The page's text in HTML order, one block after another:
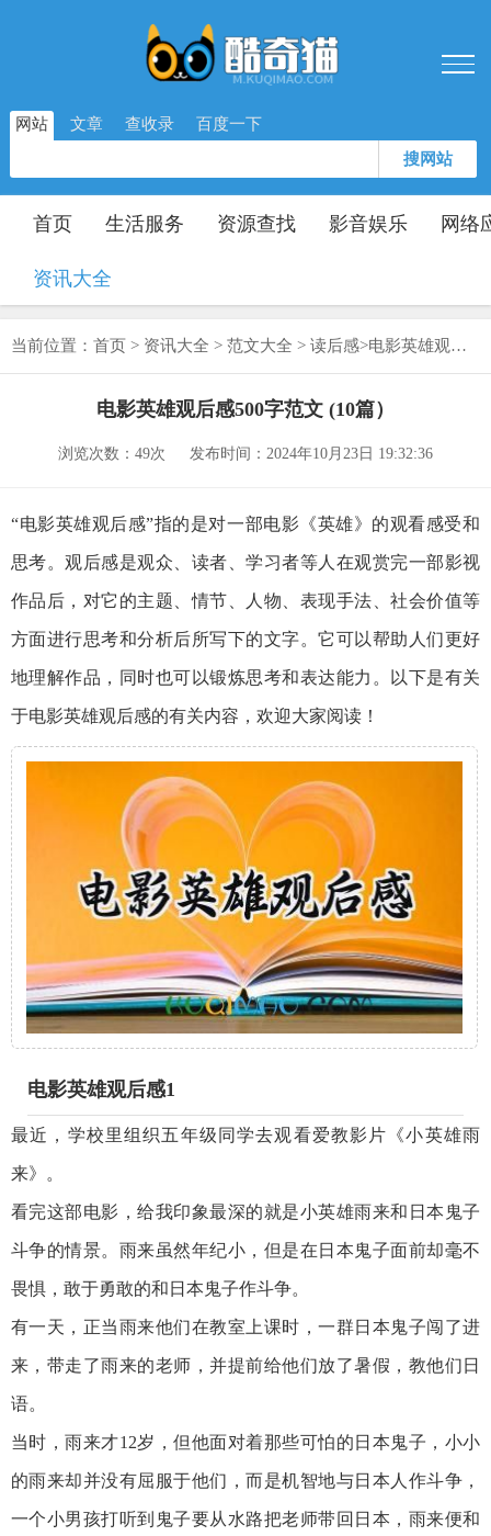
网站 文章 查收录 百度一下
搜网站
首页 生活服务 资源查找 影音娱乐 网络
资讯大全
当前位置： 首页 > 资讯大全 > 范文大全 > 读后感>电影英雄观后感500字范文 (10篇）
电影英雄观后感500字范文 (10篇）
浏览次数：49次 发布时间：2024年10月23日 19:32:36
“电影英雄观后感”指的是对一部电影《英雄》的观看感受和
思考。观后感是观众、读者、学习者等人在观赏完一部影视
作品后，对它的主题、情节、人物、表现手法、社会价值等
方面进行思考和分析后所写下的文字。它可以帮助人们更好
地理解作品，同时也可以锻炼思考和表达能力。以下是有关
于电影英雄观后感的有关内容，欢迎大家阅读！
电影英雄观后感1
最近，学校里组织五年级同学去观看爱教影片《小英雄雨
来》。
看完这部电影，给我印象最深的就是小英雄雨来和日本鬼子
斗争的情景。雨来虽然年纪小，但是在日本鬼子面前却毫不
畏惧，敢于勇敢的和日本鬼子作斗争。
有一天，正当雨来他们在教室上课时，一群日本鬼子闯了进
来，带走了雨来的老师，并提前给他们放了暑假，教他们日
语。
当时，雨来才12岁，但他面对着那些可怕的日本鬼子，小小
的雨来却并没有屈服于他们，而是机智地与日本人作斗争，
一个小男孩打听到鬼子要从水路把老师带回日本，雨来便和